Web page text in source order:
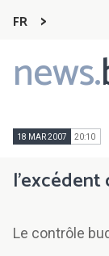
FR
news.
Main
navigation
18 MAR 2007 20:10
l'excédent
Le contrôle